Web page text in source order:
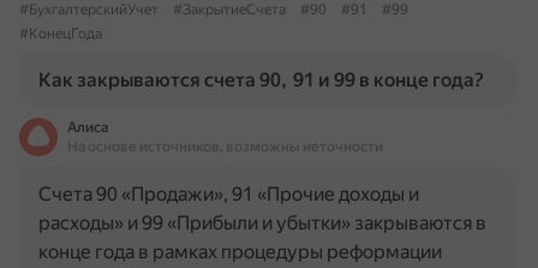
#БухгалтерскийУчет
#ЗакрытиеСчета #90 #91
#99
#КонецГода
Как закрываются счета 90, 91 и 99 в конце года?
Алиса
На основе источников, возможны неточности
Счета 90 «Продажи», 91 «Прочие доходы и
расходы» и 99 «Прибыли и убытки» закрываются в
конце года в рамках процедуры реформации